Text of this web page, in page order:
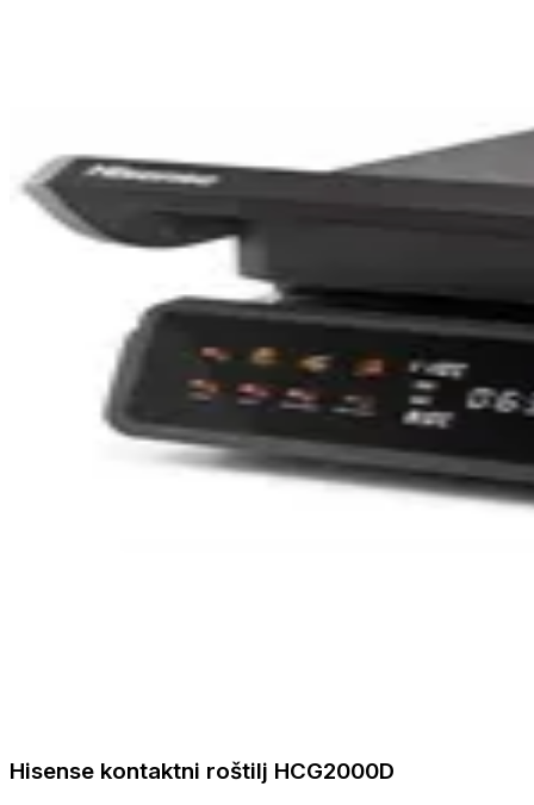
Hisense kontaktni roštilj HCG2000D